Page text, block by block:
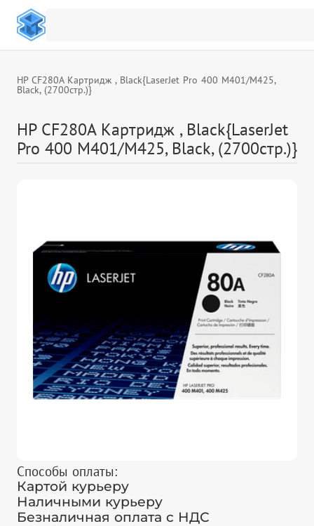
HP CF280A Картридж , Black{LaserJet Pro 400 M401/M425,
Black, (2700стр.)}
HP CF280A Картридж , Black{LaserJet
Pro 400 M401/M425, Black, (2700стр.)}
Способы оплаты:
Картой курьеру
Наличными курьеру
Безналичная оплата с НДС